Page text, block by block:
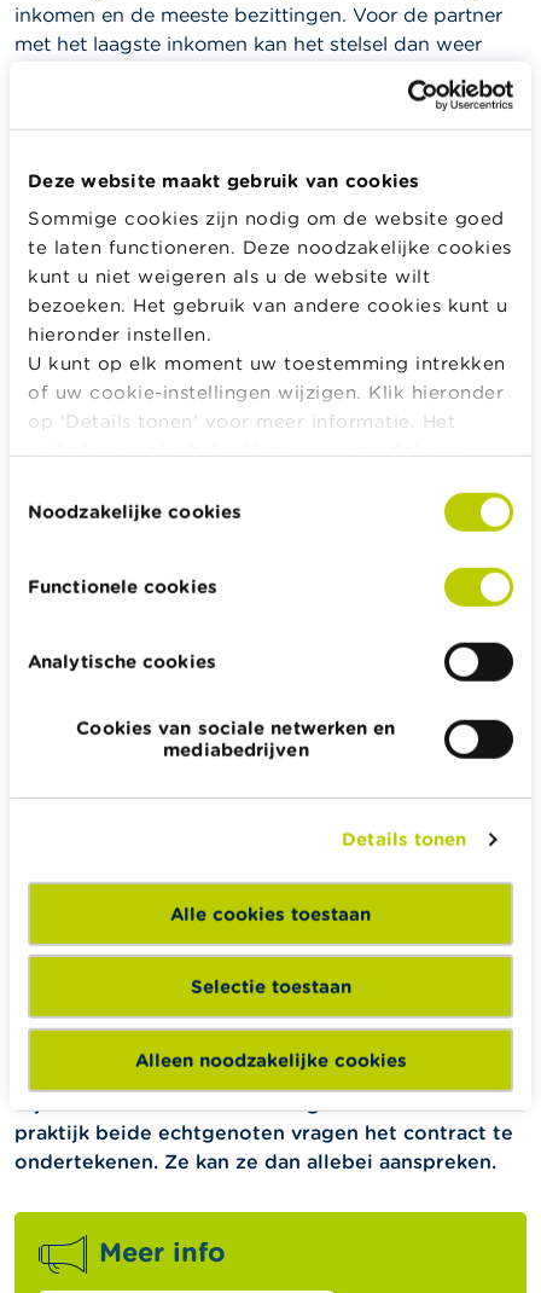
Deze website maakt gebruik van cookies
Sommige cookies zijn nodig om de website goed
te laten functioneren. Deze noodzakelijke cookies
kunt u niet weigeren als u de website wilt
bezoeken. Het gebruik van andere cookies kunt u
hieronder instellen.
U kunt op elk moment uw toestemming intrekken
of uw cookie-instellingen wijzigen. Klik hieronder
op ‘Details tonen’ voor meer informatie. Het
Noodzakelijke cookies
Functionele cookies
Analytische cookies
Cookies van sociale netwerken en
mediabedrijven
Details tonen
Alle cookies toestaan
Selectie toestaan
Alleen noodzakelijke cookies
inkomen en de meeste bezittingen. Voor de partner
met het laagste inkomen kan het stelsel dan weer
verrekenbeding toe te voegen aan de
overeenkomst.
Meer informatie hierover vind je in
deze infofiche van notaris.be.
Weetje
De pure verdeling in het kader van een huwelijk
met scheiding van goederen kan worden
Een scheiding van goederen betekent overigens niet
schulden kunnen hebben. Denk maar aan de woning
gemeenschappelijke rekening. Of aan sommige
schulden, gemaakt met het oog op de
wasmachine. Die hebben ze dan in "onverdeeldheid".
Dat betekent dat ze nog moeten worden verdeeld of
Het stelsel van de algehele
gemeenschap
In dit stelsel is alles gemeenschappelijk. Ongeacht de
worden, behoren ze steeds toe aan beide
huwelijkspartners. Bij ontbinding van het stelsel door
echtscheiding of overlijden, wordt alles verdeeld.
praktijk beide echtgenoten vragen het contract te
ondertekenen. Ze kan ze dan allebei aanspreken.
Meer info